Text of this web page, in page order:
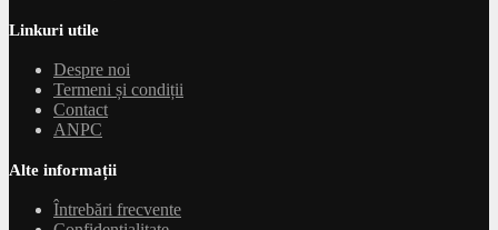
Linkuri utile
Despre noi
Termeni și condiții
Contact
ANPC
Alte informații
Întrebări frecvente